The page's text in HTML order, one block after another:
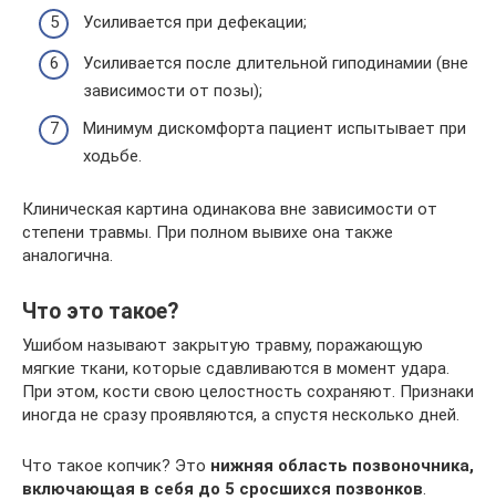
Усиливается при дефекации;
Усиливается после длительной гиподинамии (вне
зависимости от позы);
Минимум дискомфорта пациент испытывает при
ходьбе.
Клиническая картина одинакова вне зависимости от
степени травмы. При полном вывихе она также
аналогична.
Что это такое?
Ушибом называют закрытую травму, поражающую
мягкие ткани, которые сдавливаются в момент удара.
При этом, кости свою целостность сохраняют. Признаки
иногда не сразу проявляются, а спустя несколько дней.
Что такое копчик? Это нижняя область позвоночника,
включающая в себя до 5 сросшихся позвонков.